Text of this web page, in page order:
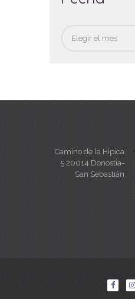
Camino de la Hipica
5 20014 Donostia-
San Sebastián